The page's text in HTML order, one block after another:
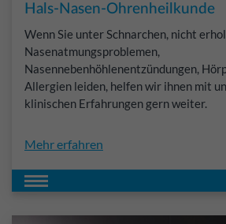
Hals-Nasen-Ohrenheilkunde
Wenn Sie unter Schnarchen, nicht
Nasenatmungsproblemen,
Nasennebenhöhlenentzündungen,
Allergien leiden, helfen wir ihnen mit
klinischen Erfahrungen gern weiter.
Mehr erfahren